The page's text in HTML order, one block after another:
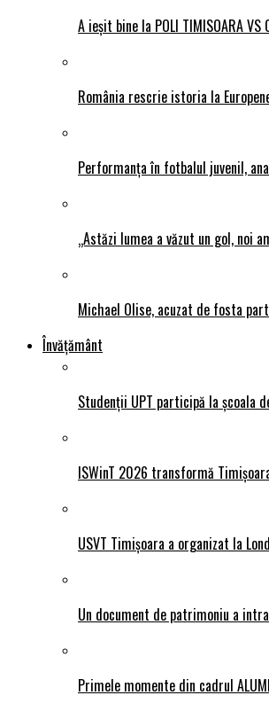
A ieșit bine la POLI TIMISOARA VS
România rescrie istoria la
Performanța în fotbalul juvenil,
„Astăzi lumea a văzut un gol, noi
Michael Olise, acuzat de fosta
Învățământ
Studenții UPT participă la școala
ISWinT 2026 transformă
USVT Timișoara a organizat la
Un document de patrimoniu a
Primele momente din cadrul